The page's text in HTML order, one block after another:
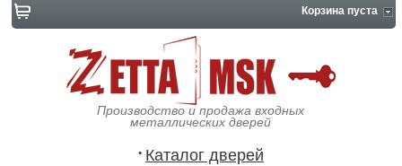
Производство и продажа входных
металлических дверей
Каталог дверей
Корзина пуста